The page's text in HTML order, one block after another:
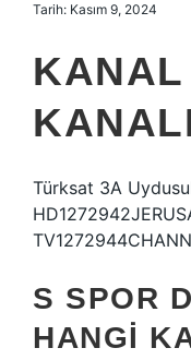
Tarih: Kasım 9, 2024
Türksat 3A
S SPOR
HANGI